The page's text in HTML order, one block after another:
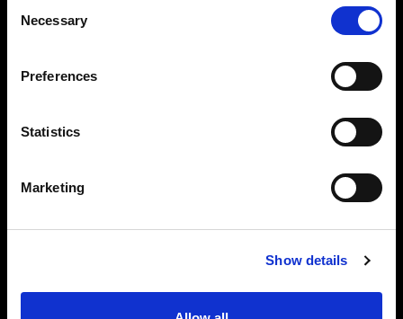
Selection
Necessary
Preferences
Statistics
Marketing
Show details
stop da 2,4 fino a 2400 Ws; disporrai inoltre di
Costruito per durare con prestazioni coerenti
elevati con un’incredibile coerenza. Costruito
con ingegneria e abilità senza compromessi, è